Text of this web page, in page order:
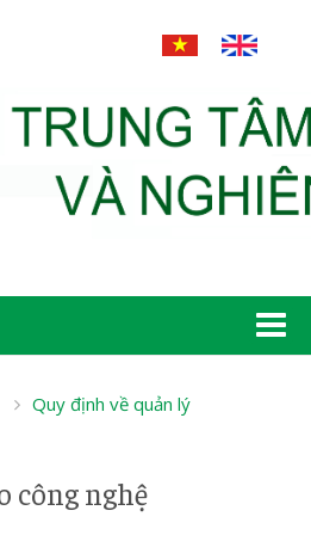
Quy định về quản lý
công nghệ